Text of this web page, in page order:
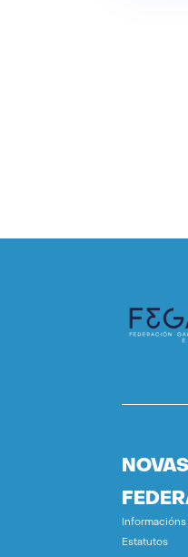
NOVAS
Estatutos